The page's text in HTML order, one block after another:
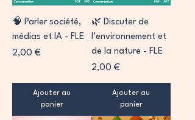
🧠 Parler société,
médias et IA - FLE
Prix
2,00 €
Ajouter au
panier
🌿 Discuter de
l’environnement et
de la nature - FLE
Prix
2,00 €
Ajouter au
panier